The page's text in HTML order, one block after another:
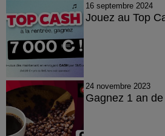
16 septembre 2024
Jouez au Top
24 novembre 2023
Gagnez 1 an